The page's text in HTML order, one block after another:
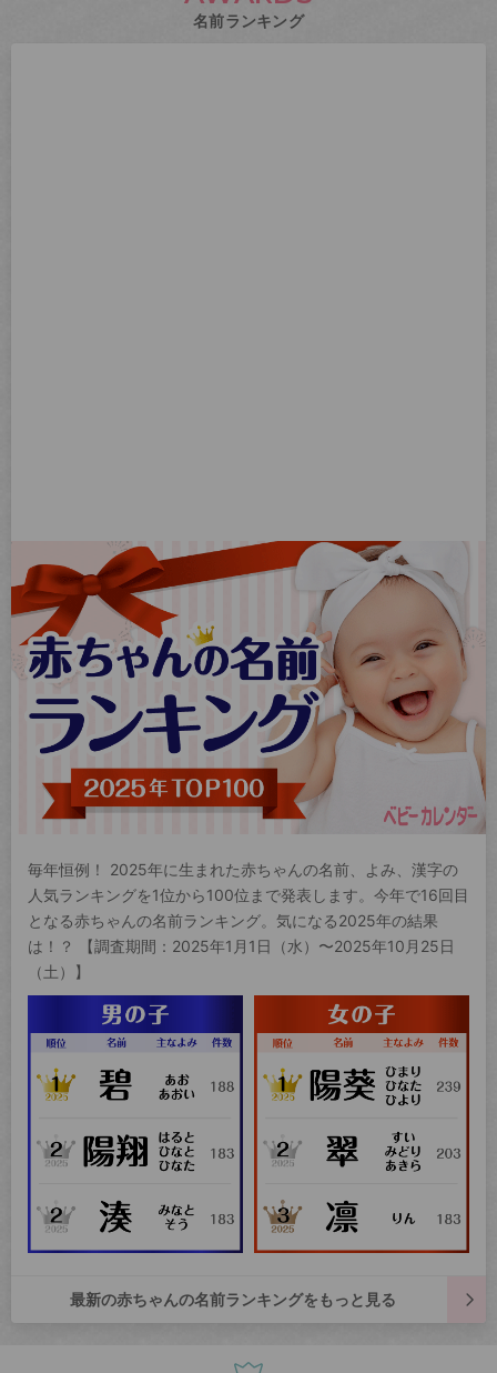
名前ランキング
毎年恒例！ 2025年に生まれた赤ちゃんの名前、よみ、漢字の
人気ランキングを1位から100位まで発表します。今年で16回目
となる赤ちゃんの名前ランキング。気になる2025年の結果
は！？ 【調査期間：2025年1月1日（水）〜2025年10月25日
（土）】
最新の赤ちゃんの名前ランキングをもっと見る